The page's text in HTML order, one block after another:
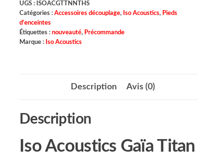
UGS : ISOACGTTNNTHS
Catégories : Accessoires découplage, Iso Acoustics, Pieds
d'enceintes
Étiquettes : nouveauté, Précommande
Marque : Iso Acoustics
Description Avis (0)
Description
Iso Acoustics Gaïa Titan